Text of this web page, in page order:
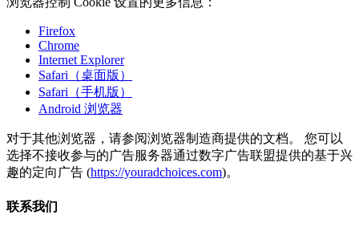
Firefox
Chrome
Internet Explorer
Safari（桌面版）
Safari（手机版）
Android 浏览器
对于其他浏览器，请参阅浏览器制造商提供的文档。 您可以
选择不接收参与的广告服务器通过数字广告联盟提供的基于兴
趣的定向广告 (https://youradchoices.com)。
联系我们